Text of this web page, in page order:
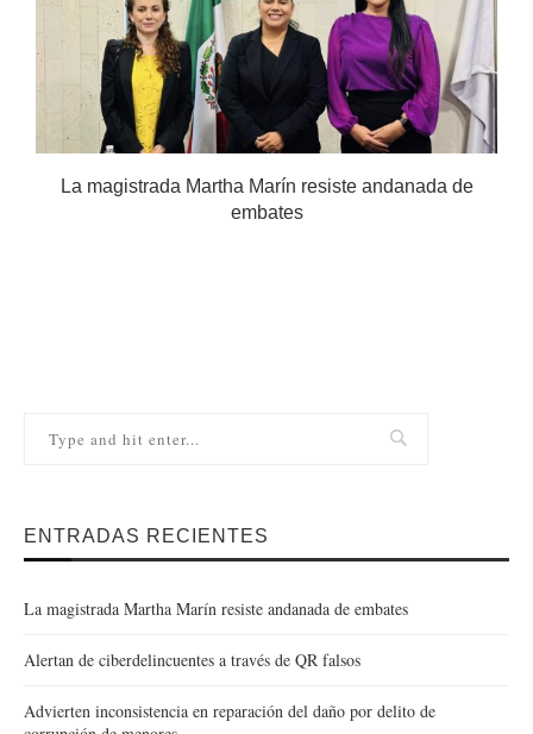
La magistrada Martha Marín resiste andanada de
embates
ENTRADAS RECIENTES
La magistrada Martha Marín resiste andanada de embates
Alertan de ciberdelincuentes a través de QR falsos
Advierten inconsistencia en reparación del daño por delito de